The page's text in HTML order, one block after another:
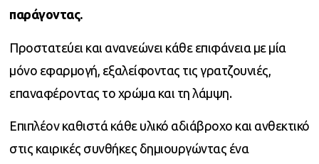
παράγοντας.
Προστατεύει και ανανεώνει κάθε επιφάνεια με μία
μόνο εφαρμογή, εξαλείφοντας τις γρατζουνιές,
επαναφέροντας το χρώμα και τη λάμψη.
Επιπλέον καθιστά κάθε υλικό αδιάβροχο και ανθεκτικό
στις καιρικές συνθήκες δημιουργώντας ένα